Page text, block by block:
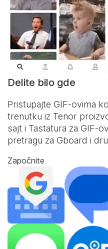
Delite bilo gde
Pristupajte GIF-ovima
trenutku iz Tenor
sajt i Tastatura za GIF-
pretragu za Gboard i
Započnite